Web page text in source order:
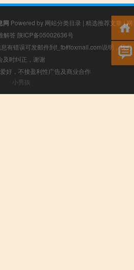
网 Powered by 网站分类目录 | 精选推荐文章 |网
解答 陕ICP备05002636号
有错误可发邮件到f_fb#foxmail.com说明，我们
及时纠正，谢谢
好，不接盈利性广告及商业合作
小男孩